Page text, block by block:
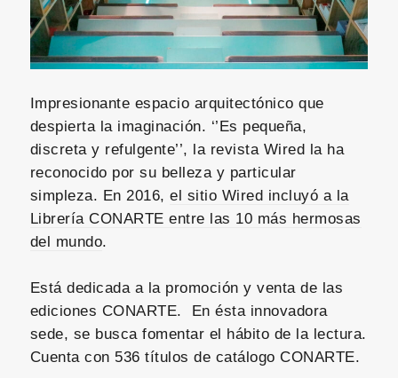
Impresionante espacio arquitectónico que
despierta la imaginación. ‘’Es pequeña,
discreta y refulgente’’, la revista Wired la ha
reconocido por su belleza y particular
simpleza. En 2016,el sitio Wired incluyó a la
Librería CONARTE entre las 10 más hermosas
del mundo.
Está dedicada a la promoción y venta de las
ediciones CONARTE. En ésta innovadora
sede, se busca fomentar el hábito de la lectura.
Cuenta con 536 títulos de catálogo CONARTE.